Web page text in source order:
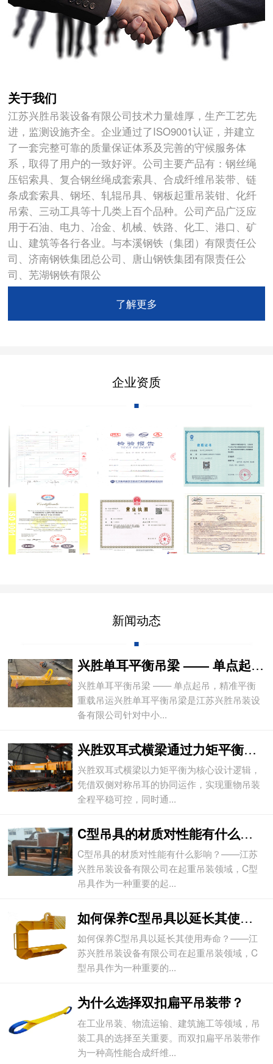
关于我们
江苏兴胜吊装设备有限公司技术力量雄厚，生产工艺先
进，监测设施齐全。企业通过了ISO9001认证，并建立
了一套完整可靠的质量保证体系及完善的守候服务体
系，取得了用户的一致好评。公司主要产品有：钢丝绳
压铝索具、复合钢丝绳成套索具、合成纤维吊装带、链
条成套索具、钢坯、轧辊吊具、钢板起重吊装钳、化纤
吊索、三动工具等十几类上百个品种。公司产品广泛应
用于石油、电力、冶金、机械、铁路、化工、港口、矿
山、建筑等各行各业。与本溪钢铁（集团）有限责任公
司、济南钢铁集团总公司、唐山钢铁集团有限责任公
司、芜湖钢铁有限公
了解更多
企业资质
新闻动态
兴胜单耳平衡吊梁 —— 单点起吊，精准平
兴胜单耳平衡吊梁 —— 单点起吊，精准平衡
重载吊运兴胜单耳平衡吊梁是江苏兴胜吊装设
备有限公司针对中小...
兴胜双耳式横梁通过力矩平衡实现重物平稳吊
兴胜双耳式横梁以力矩平衡为核心设计逻辑，
凭借双侧对称吊耳的协同运作，实现重物吊装
全程平稳可控，同时通...
C型吊具的材质对性能有什么影响？
C型吊具的材质对性能有什么影响？——江苏
兴胜吊装设备有限公司在起重吊装领域，C型
吊具作为一种重要的起...
如何保养C型吊具以延长其使用寿命？
如何保养C型吊具以延长其使用寿命？——江
苏兴胜吊装设备有限公司在起重吊装领域，C
型吊具作为一种重要的...
为什么选择双扣扁平吊装带？
在工业吊装、物流运输、建筑施工等领域，吊
装工具的选择至关重要。而双扣扁平吊装带作
为一种高性能合成纤维...